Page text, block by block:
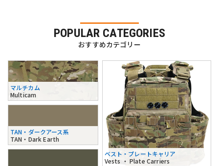
POPULAR CATEGORIES
おすすめカテゴリー
マルチカム
Multicam
TAN・ダークアース系
TAN・Dark Earth
ベスト・プレートキャリア
Vests ・ Plate Carriers